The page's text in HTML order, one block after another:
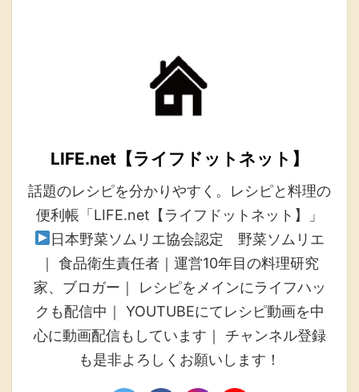
LIFE.net【ライフドットネット】
話題のレシピを分かりやすく。レシピと料理の
便利帳「LIFE.net【ライフドットネット】」
日本野菜ソムリエ協会認定 野菜ソムリエ
｜ 食品衛生責任者｜運営10年目の料理研究
家、ブロガー｜ レシピをメインにライフハッ
クも配信中｜ YOUTUBEにてレシピ動画を中
心に動画配信もしています｜ チャンネル登録
も是非よろしくお願いします！